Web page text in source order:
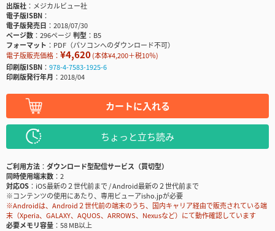
出版社
メジカルビュー社
電子版ISBN
電子版発売日
2018/07/30
ページ数
296ページ判型
B5
フォーマット
PDF（パソコンへのダウンロード不可）
電子版販売価格： ¥4,620(本体¥4,200＋税10％)
印刷版ISBN
978-4-7583-1925-6
印刷版発行年月
2018/04
カートに入れる
ちょっと立ち読み
ご利用方法
ダウンロード型配信サービス（買切型）
同時使用端末数
2
対応OS
iOS最新の２世代前まで / Android最新の２世代前まで
※コンテンツの使用にあたり、専用ビューアisho.jpが必要
※Androidは、Android２世代前の端末のうち、国内キャリア経由で販売されている端
末（Xperia、GALAXY、AQUOS、ARROWS、Nexusなど）にて動作確認しています
必要メモリ容量
58 MB以上